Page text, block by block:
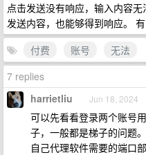
点击发送没有响应，输入内容
发送内容，也能够得到响应。
付费
账号
无法
7 replies
harrietliu Jun 18, 2024
可以先看看登录两个账号
子，一般都是梯子的问题
自己代理软件需要的端口